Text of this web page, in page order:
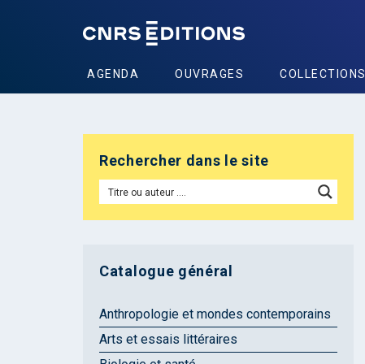
AGENDA OUVRAGES COLLECTIONS
Rechercher dans le site
Catalogue général
Anthropologie et mondes contemporains
Arts et essais littéraires